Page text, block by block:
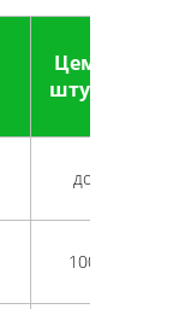
Цементная
штукатурка
до 100 м²
100-200 м²